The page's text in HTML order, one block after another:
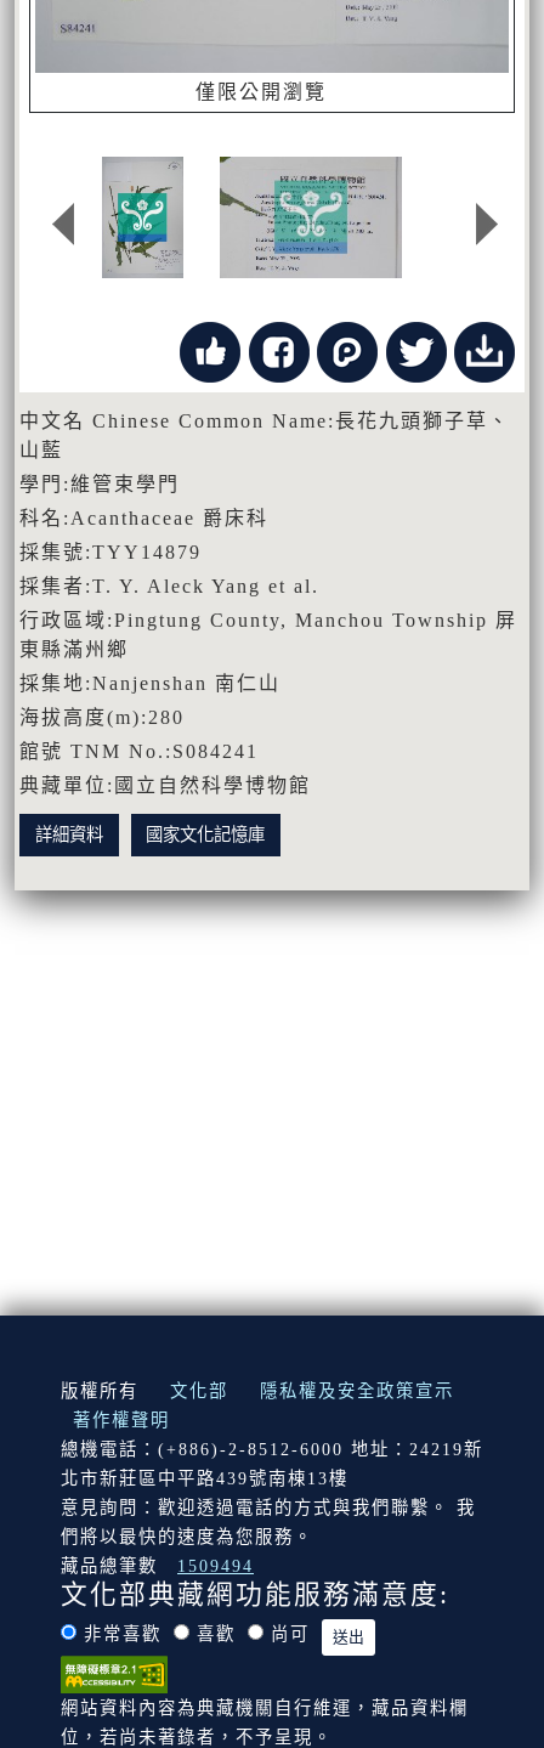
僅限公開瀏覽
中文名 Chinese Common Name:長花九頭獅子草、
山藍
學門:維管束學門
科名:Acanthaceae 爵床科
採集號:TYY14879
採集者:T. Y. Aleck Yang et al.
行政區域:Pingtung County, Manchou Township 屏
東縣滿州鄉
採集地:Nanjenshan 南仁山
海拔高度(m):280
館號 TNM No.:S084241
典藏單位:國立自然科學博物館
詳細資料 國家文化記憶庫
:::
版權所有 文化部
隱私權及安全政策宣示
著作權聲明
總機電話：(+886)-2-8512-6000 地址：24219新
北市新莊區中平路439號南棟13樓
意見詢問：歡迎透過電話的方式與我們聯繫。 我
們將以最快的速度為您服務。
藏品總筆數
1509494
文化部典藏網功能服務滿意度:
非常喜歡 喜歡 尚可
網站資料內容為典藏機關自行維運，藏品資料欄
位，若尚未著錄者，不予呈現。